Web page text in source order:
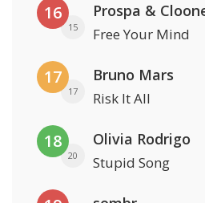
16
15
Prospa &
Free Your Mind
17
17
Bruno Mars
Risk It All
18
20
Olivia Rodrigo
Stupid Song